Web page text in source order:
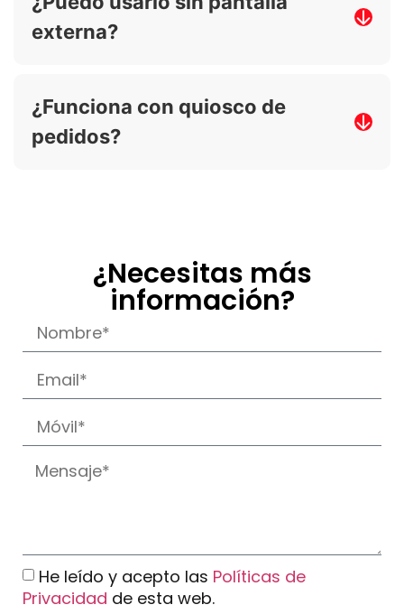
notificación en su celular.
externa?
¿Funciona con quiosco de
pedidos?
¿Necesitas más
información?
He leído y acepto las Políticas de
Privacidad de esta web.